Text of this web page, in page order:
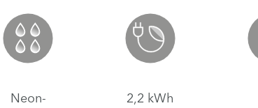
Neon-
2,2 kWh